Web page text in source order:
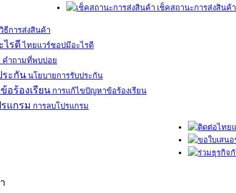
เช็คสถานะการส่งสินค้า
วิธีการส่งสินค้า
ไทยแวร์ชอปมีอะไรดี
คำถามที่พบบ่อย
นโยบายการรับประกัน
การแก้ไขปัญหาข้อร้องเรียน
การลบโปรแกรม